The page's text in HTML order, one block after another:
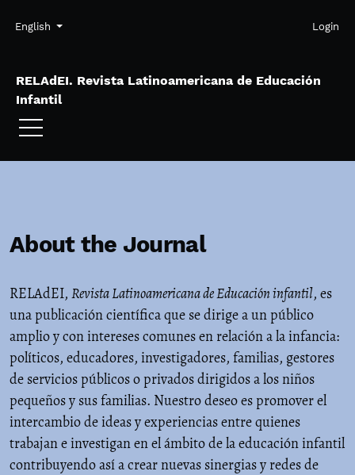
Language
English
Admin menu Login
RELAdEI. Revista Latinoamericana de Educación
Infantil
About the Journal
RELAdEI, Revista Latinoamericana de Educación infantil, es
una publicación científica que se dirige a un público
amplio y con intereses comunes en relación a la infancia:
políticos, educadores, investigadores, familias, gestores
de servicios públicos o privados dirigidos a los niños
pequeños y sus familias. Nuestro deseo es promover el
intercambio de ideas y experiencias entre quienes
trabajan e investigan en el ámbito de la educación infantil
contribuyendo así a crear nuevas sinergias y redes de